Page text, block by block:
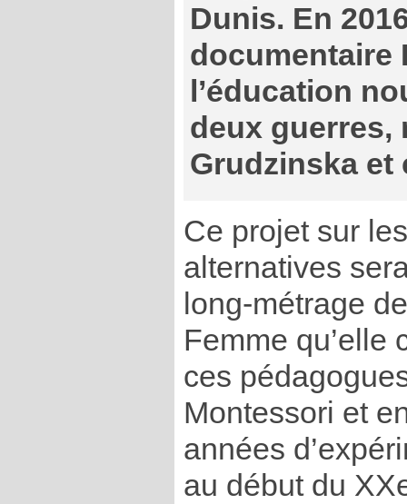
Dunis. En
documentaire
l’éducation
deux guerres,
Grudzinska et
Ce projet sur
alternatives
long-métrage
Femme qu’elle
ces
Montessori et
années
au début du